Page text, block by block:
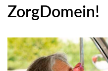
ZorgDomein!